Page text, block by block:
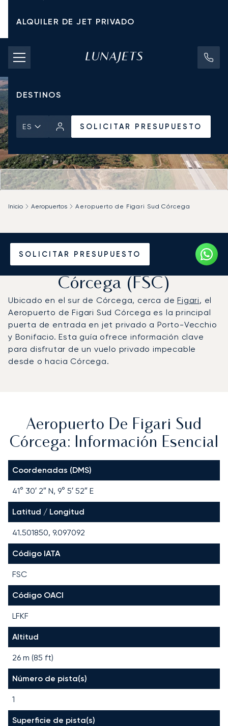
ALQUILER DE JET PRIVADO
TARIFAS DE CHÁRTER
JETS PRIVADOS
DESTINOS
ES SOLICITAR PRESUPUESTO
SOLICITAR PRESUPUESTO
Inicio Aeropuertos Aeropuerto de Figari Sud Córcega
Vuele en Jet Privado al
Aeropuerto de Figari Sud
Córcega (FSC)
Ubicado en el sur de Córcega, cerca deFigari, el
Aeropuerto de Figari Sud Córcega es la principal
puerta de entrada en jet privado a Porto-Vecchio
y Bonifacio. Esta guía ofrece información clave
para disfrutar de un vuelo privado impecable
desde o hacia Córcega.
Aeropuerto De Figari Sud
Córcega: Información Esencial
Coordenadas (DMS)
41° 30′ 2″ N, 9° 5′ 52″ E
Latitud / Longitud
41.501850, 9.097092
Código IATA
FSC
Código OACI
LFKF
Altitud
26 m (85 ft)
Número de pista(s)
1
Superficie de pista(s)